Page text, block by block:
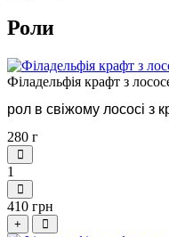
Роли
Філадельфія крафт з
рол в свіжому лососі з
280 г
1
410 грн
+